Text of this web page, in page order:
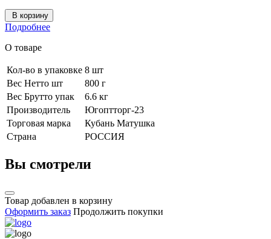
В корзину
Подробнее
О товаре
Кол-во в упаковке 8 шт
Вес Нетто шт
800 г
Вес Брутто упак
6.6 кг
Производитель
Югоптторг-23
Торговая марка
Кубань Матушка
Страна
РОССИЯ
Вы смотрели
Товар добавлен в корзину
Оформить заказ Продолжить покупки